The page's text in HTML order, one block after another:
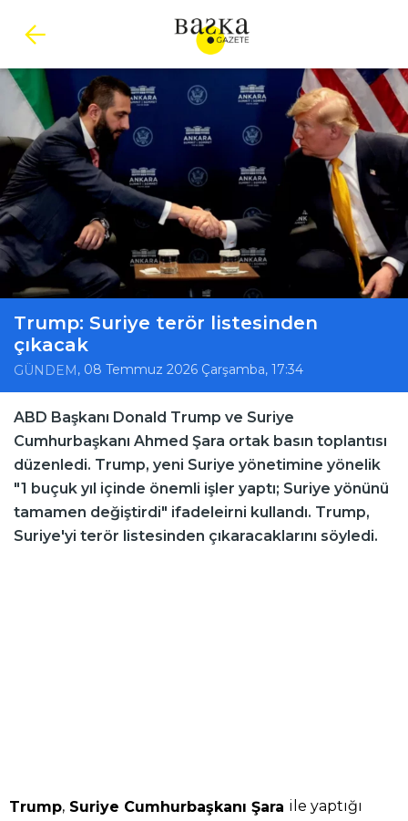
Trump: Suriye terör listesinden
çıkacak
GÜNDEM , 08 Temmuz 2026 Çarşamba, 17:34
ABD Başkanı Donald Trump ve Suriye
Cumhurbaşkanı Ahmed Şara ortak basın toplantısı
düzenledi. Trump, yeni Suriye yönetimine yönelik
"1 buçuk yıl içinde önemli işler yaptı; Suriye yönünü
tamamen değiştirdi" ifadeleirni kullandı. Trump,
Suriye'yi terör listesinden çıkaracaklarını söyledi.
Trump, Suriye Cumhurbaşkanı Şara ile yaptığı